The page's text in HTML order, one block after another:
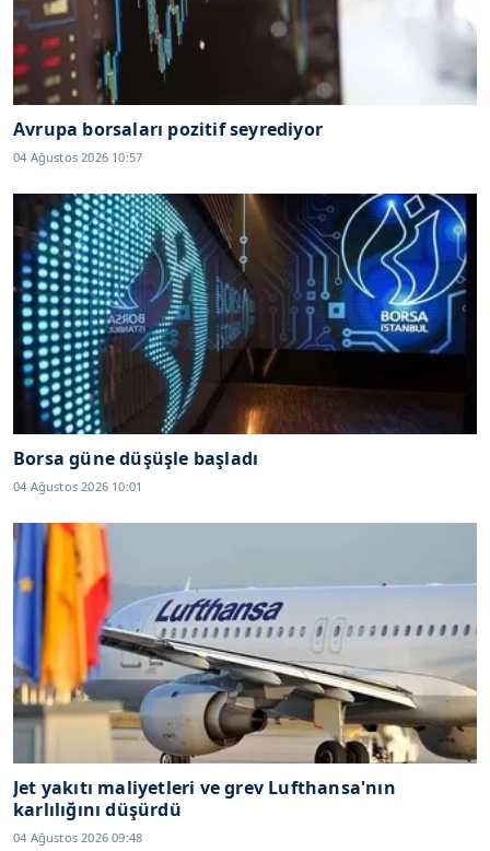
Avrupa borsaları pozitif seyrediyor
04 Ağustos 2026 10:57
Borsa güne düşüşle başladı
04 Ağustos 2026 10:01
Jet yakıtı maliyetleri ve grev Lufthansa'nın
karlılığını düşürdü
04 Ağustos 2026 09:48